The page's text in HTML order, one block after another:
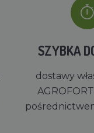
SZYBKA
dostawy